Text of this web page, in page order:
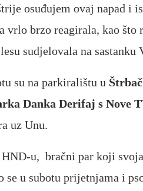
osuđujem ovaj napad i
vrlo brzo reagirala, kao što
sudjelovala na
su na parkiralištu u
Danka Derifaj s Nove
uz Unu.
HND-u, bračni par koji
se u subotu prijetnjama i